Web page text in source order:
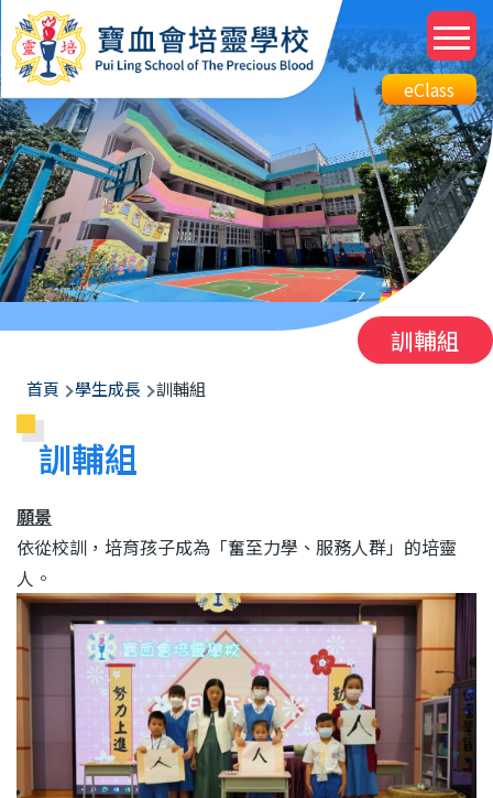
移至主內容
Top
eClass
Btn
eClass
訓輔組
導
航
連
首頁 學生成長 訓輔組
訓輔組
願景
依從校訓，培育孩子成為「奮至力學、服務人群」的培靈
人。